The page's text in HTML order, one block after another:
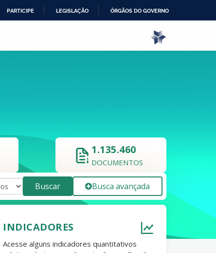
PARTICIPE LEGISLAÇÃO ÓRGÃOS DO GOVERNO
1.135.460
DOCUMENTOS
Buscar Busca avançada
INDICADORES
Acesse alguns indicadores quantitativos